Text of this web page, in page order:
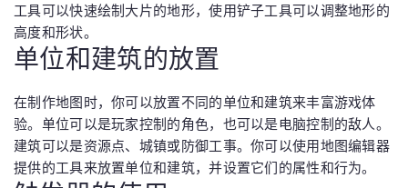
工具可以快速绘制大片的地形，使用铲子工具可以调整地形的
高度和形状。
单位和建筑的放置
在制作地图时，你可以放置不同的单位和建筑来丰富游戏体
验。单位可以是玩家控制的角色，也可以是电脑控制的敌人。
建筑可以是资源点、城镇或防御工事。你可以使用地图编辑器
提供的工具来放置单位和建筑，并设置它们的属性和行为。